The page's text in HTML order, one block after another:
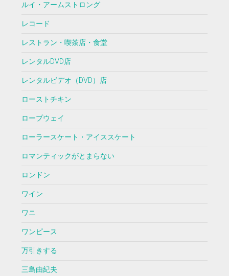
ルイ・アームストロング
レコード
レストラン・喫茶店・食堂
レンタルDVD店
レンタルビデオ（DVD）店
ローストチキン
ロープウェイ
ローラースケート・アイススケート
ロマンティックがとまらない
ロンドン
ワイン
ワニ
ワンピース
万引きする
三島由紀夫